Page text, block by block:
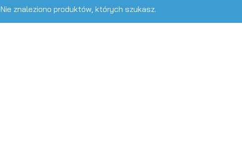
Nie znaleziono produktów, których szukasz.